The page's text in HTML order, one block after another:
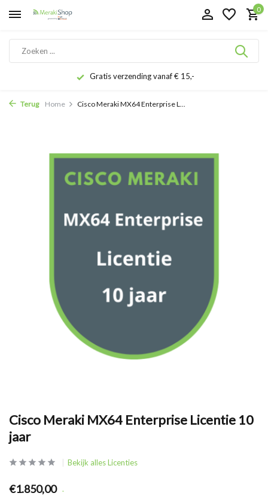
0
Gratis verzending vanaf € 15,-
Terug Home Cisco Meraki MX64 Enterprise L...
Cisco Meraki MX64 Enterprise Licentie 10
jaar
Bekijk alles Licenties
€1.850,00 .